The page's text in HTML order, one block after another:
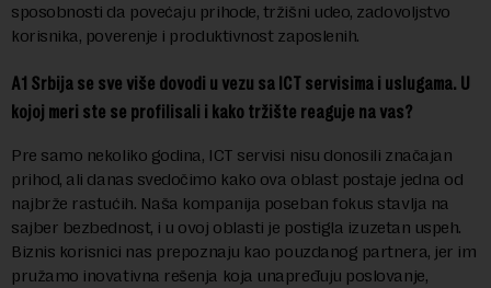
sposobnosti da povećaju prihode, tržišni udeo, zadovoljstvo
korisnika, poverenje i produktivnost zaposlenih.
A1 Srbija se sve više dovodi u vezu sa ICT servisima i uslugama. U
kojoj meri ste se profilisali i kako tržište reaguje na vas?
Pre samo nekoliko godina, ICT servisi nisu donosili značajan
prihod, ali danas svedočimo kako ova oblast postaje jedna od
najbrže rastućih. Naša kompanija poseban fokus stavlja na
sajber bezbednost, i u ovoj oblasti je postigla izuzetan uspeh.
Biznis korisnici nas prepoznaju kao pouzdanog partnera, jer im
pružamo inovativna rešenja koja unapređuju poslovanje,